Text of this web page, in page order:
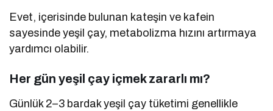
Evet, içerisinde bulunan kateşin ve kafein
sayesinde yeşil çay, metabolizma hızını artırmaya
yardımcı olabilir.
Her gün yeşil çay içmek zararlı mı?
Günlük 2–3 bardak yeşil çay tüketimi genellikle